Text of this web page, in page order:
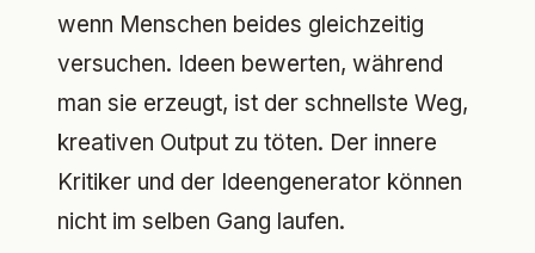
wenn Menschen beides gleichzeitig
versuchen. Ideen bewerten, während
man sie erzeugt, ist der schnellste Weg,
kreativen Output zu töten. Der innere
Kritiker und der Ideengenerator können
nicht im selben Gang laufen.